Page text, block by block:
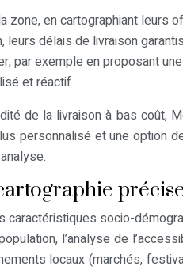
en cartographiant leurs
délais de livraison
par exemple en proposant
et réactif.
de la livraison à bas
personnalisé et une option
socio-
l’analyse de
locaux (marchés,